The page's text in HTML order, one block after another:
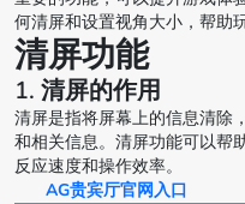
何清屏和设置视角大小，帮助
清屏功能
1. 清屏的作用
清屏是指将屏幕上的信息清除
和相关信息。清屏功能可以帮
反应速度和操作效率。
AG贵宾厅官网入口